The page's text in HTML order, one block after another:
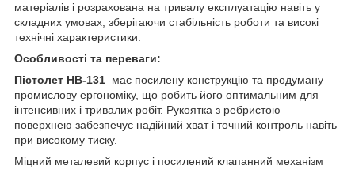
матеріалів і розрахована на тривалу експлуатацію навіть у
складних умовах, зберігаючи стабільність роботи та високі
технічні характеристики.
Особливості та переваги:
Пістолет HB-131 має посилену конструкцію та продуману
промислову ергономіку, що робить його оптимальним для
інтенсивних і тривалих робіт. Рукоятка з ребристою
поверхнею забезпечує надійний хват і точний контроль навіть
при високому тиску.
Міцний металевий корпус і посилений клапанний механізм